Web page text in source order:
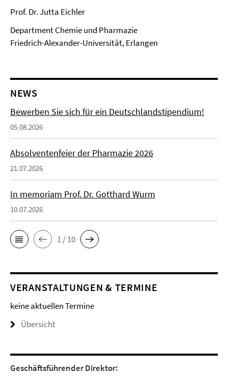
Prof. Dr. Jutta Eichler
Department Chemie und Pharmazie
Friedrich-Alexander-Universität, Erlangen
NEWS
Bewerben Sie sich für ein Deutschlandstipendium!
05.08.2026
Absolventenfeier der Pharmazie 2026
21.07.2026
In memoriam Prof. Dr. Gotthard Wurm
10.07.2026
1 / 10
VERANSTALTUNGEN & TERMINE
keine aktuellen Termine
Übersicht
Geschäftsführender Direktor: